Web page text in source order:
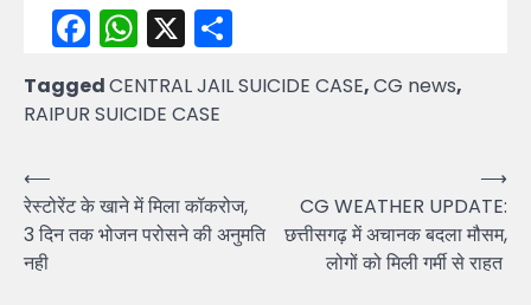
Facebook
WhatsApp
X
TaggedCENTRAL JAIL SUICIDE CASE,CG news,
RAIPUR SUICIDE CASE
Post
navigation
⟵
रेस्टोरेंट के खाने में मिला कॉकरोज,
3 दिन तक भोजन परोसने की अनुमति
नही
CG WEATHER UPDATE:
छत्तीसगढ़ में अचानक बदला मौसम,
लोगों को मिली गर्मी से राहत
⟶